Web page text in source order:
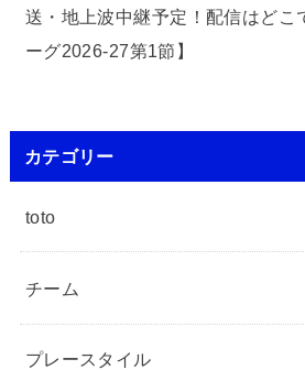
送・地上波中継予定！配信はどこ
ーグ2026-27第1節】
カテゴリー
toto
チーム
プレースタイル